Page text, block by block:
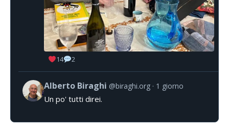
14 2
Alberto Biraghi @biraghi.org 1 giorno
Un po' tutti direi.